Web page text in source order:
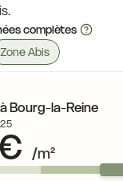
complètes
Zone Abis
Bourg-la-Reine
/m²
21,0 €